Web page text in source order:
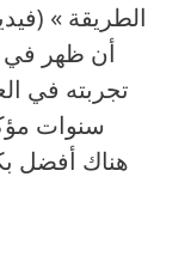
الطريقة »
أن ظهر
سنوات
هناك أفضل